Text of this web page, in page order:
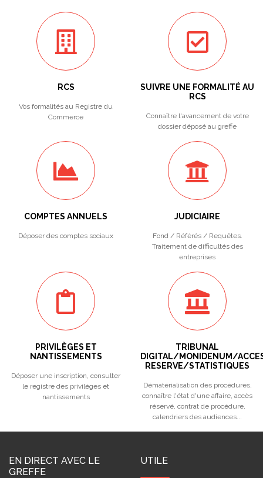
RCS
Vos formalités au Registre du
Commerce
SUIVRE UNE FORMALITÉ AU
RCS
Connaître l'avancement de votre
dossier déposé au greffe
COMPTES ANNUELS
Déposer des comptes sociaux
JUDICIAIRE
Fond / Référés / Requêtes.
Traitement de difficultés des
entreprises
PRIVILÈGES ET
NANTISSEMENTS
Déposer une inscription, consulter
le registre des privilèges et
nantissements
TRIBUNAL
DIGITAL/MONIDENUM/
RESERVE/STATISTIQUES
Dématérialisation des procédures,
connaître l'état d'une affaire, accès
réservé, contrat de procédure,
calendriers des audiences...
EN DIRECT AVEC LE
GREFFE
UTILE